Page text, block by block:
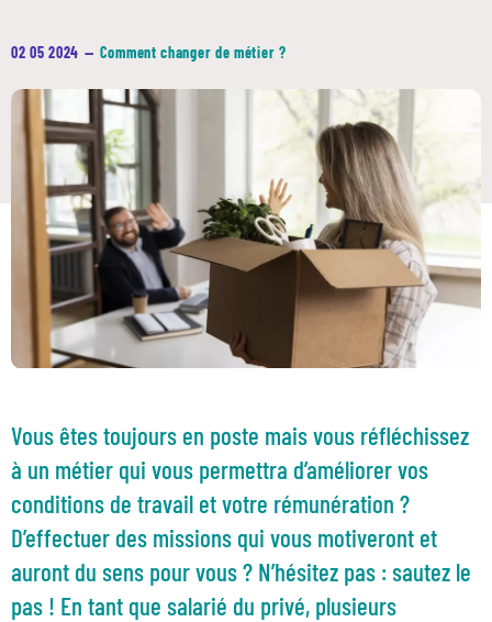
02 05 2024 — Comment changer de métier ?
Vous êtes toujours en poste mais vous réfléchissez
à un métier qui vous permettra d’améliorer vos
conditions de travail et votre rémunération ?
D’effectuer des missions qui vous motiveront et
auront du sens pour vous ? N’hésitez pas : sautez le
pas ! En tant que salarié du privé, plusieurs